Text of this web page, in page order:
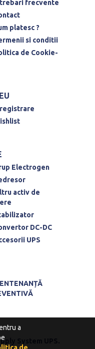
frecvente
platesc ?
si conditii
de Cookie-
Electrogen
activ de
DC-DC
UPS
System UPS.
a
de